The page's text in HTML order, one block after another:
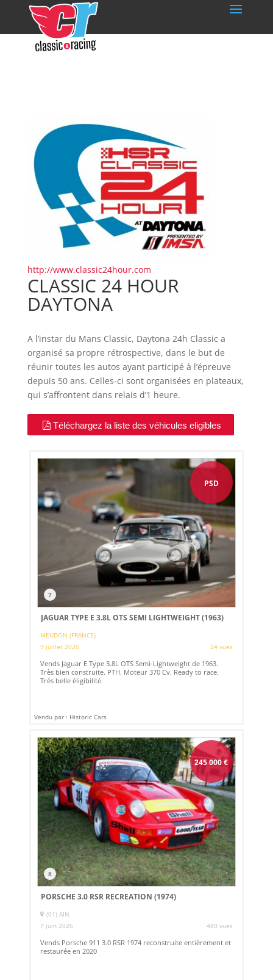
http://www.classic24hour.com
CLASSIC 24 HOUR
DAYTONA
A l’instar du Mans Classic, Daytona 24h Classic a
organisé sa propre rétrospective, dans le but de
réunir toutes les autos ayant participé à l’épreuve
depuis 50 ans. Celles-ci sont organisées en plateaux,
qui s’affrontent dans relais d’1 heure.
Téléchargez la liste des véhicules eligibles
PSD
7
JAGUAR TYPE E 3.8L OTS SEMI LIGHTWEIGHT (1963)
MEUDON (FRANCE)
9 juillet 2026
24 vues
Vends Jaguar E Type 3.8L OTS Semi-Lightweight de 1963.
Très bien construite. PTH. Moteur 370 Cv. Ready to race.
Très belle éligibilité.
Vendu par : Historic Cars
245 000€
8
PORSCHE 3.0 RSR RECREATION (1974)
(01) AIN
7 juin 2026
480 vues
Vends Porsche 911 3.0 RSR 1974 reconstruite entièrement et
restaurée en 2020